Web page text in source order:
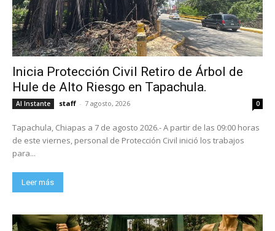
Inicia Protección Civil Retiro de Árbol de
Hule de Alto Riesgo en Tapachula.
Al Instante staff - 7 agosto, 2026 0
Tapachula, Chiapas a 7 de agosto 2026.- A partir de las 09:00 horas
de este viernes, personal de Protección Civil inició los trabajos
para...
Leer más